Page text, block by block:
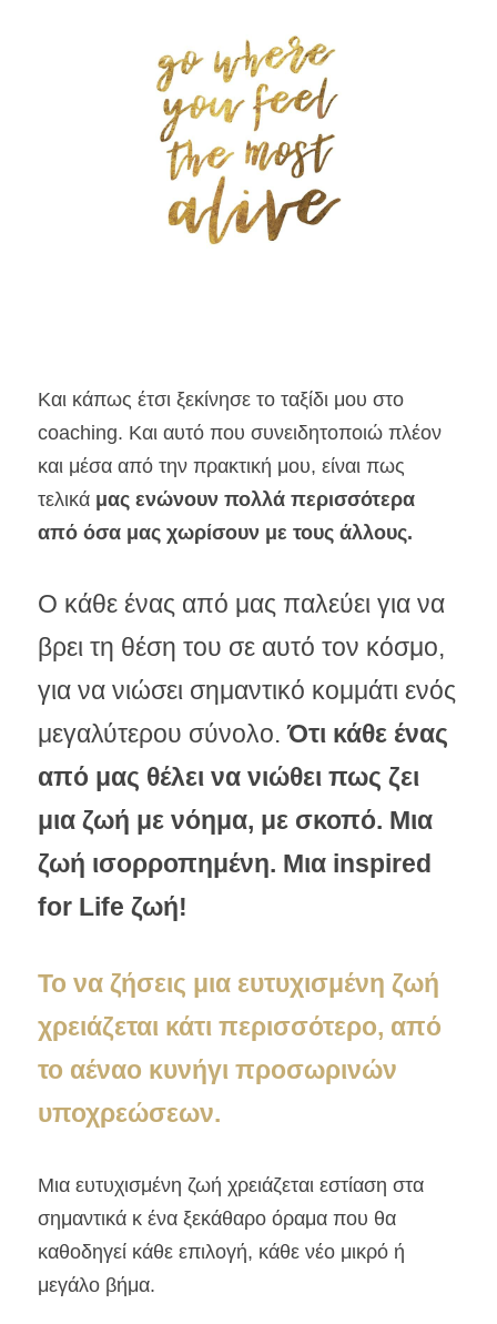
Και κάπως έτσι ξεκίνησε το ταξίδι μου στο
coaching. Και αυτό που συνειδητοποιώ πλέον
και μέσα από την πρακτική μου, είναι πως
τελικά μας ενώνουν πολλά περισσότερα
από όσα μας χωρίσουν με τους άλλους.
Ο κάθε ένας από μας παλεύει για να
βρει τη θέση του σε αυτό τον κόσμο,
για να νιώσει σημαντικό κομμάτι ενός
μεγαλύτερου σύνολο. Ότι κάθε ένας
από μας θέλει να νιώθει πως ζει
μια ζωή με νόημα, με σκοπό. Μια
ζωή ισορροπημένη. Μια inspired
for Life ζωή!
Το να ζήσεις μια ευτυχισμένη ζωή
χρειάζεται κάτι περισσότερο, από
το αέναο κυνήγι προσωρινών
υποχρεώσεων.
Μια ευτυχισμένη ζωή χρειάζεται εστίαση στα
σημαντικά κ ένα ξεκάθαρο όραμα που θα
καθοδηγεί κάθε επιλογή, κάθε νέο μικρό ή
μεγάλο βήμα.